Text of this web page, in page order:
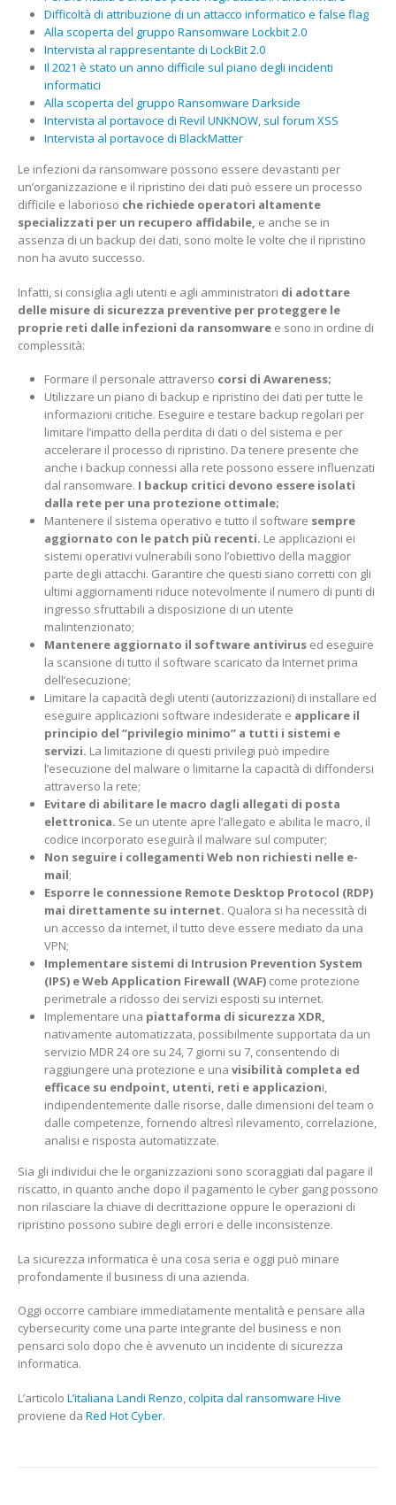
Difficoltà di attribuzione di un attacco informatico e false flag
Alla scoperta del gruppo Ransomware Lockbit 2.0
Intervista al rappresentante di LockBit 2.0
Il 2021 è stato un anno difficile sul piano degli incidenti
informatici
Alla scoperta del gruppo Ransomware Darkside
Intervista al portavoce di Revil UNKNOW, sul forum XSS
Intervista al portavoce di BlackMatter
Le infezioni da ransomware possono essere devastanti per
un’organizzazione e il ripristino dei dati può essere un processo
difficile e laborioso che richiede operatori altamente
specializzati per un recupero affidabile, e anche se in
assenza di un backup dei dati, sono molte le volte che il ripristino
non ha avuto successo.
Infatti, si consiglia agli utenti e agli amministratori di adottare
delle misure di sicurezza preventive per proteggere le
proprie reti dalle infezioni da ransomware e sono in ordine di
complessità:
Formare il personale attraverso corsi di Awareness;
Utilizzare un piano di backup e ripristino dei dati per tutte le
informazioni critiche. Eseguire e testare backup regolari per
limitare l’impatto della perdita di dati o del sistema e per
accelerare il processo di ripristino. Da tenere presente che
anche i backup connessi alla rete possono essere influenzati
dal ransomware. I backup critici devono essere isolati
dalla rete per una protezione ottimale;
Mantenere il sistema operativo e tutto il software sempre
aggiornato con le patch più recenti. Le applicazioni ei
sistemi operativi vulnerabili sono l’obiettivo della maggior
parte degli attacchi. Garantire che questi siano corretti con gli
ultimi aggiornamenti riduce notevolmente il numero di punti di
ingresso sfruttabili a disposizione di un utente
malintenzionato;
Mantenere aggiornato il software antivirused eseguire
la scansione di tutto il software scaricato da Internet prima
dell’esecuzione;
Limitare la capacità degli utenti (autorizzazioni) di installare ed
eseguire applicazioni software indesiderate e applicare il
principio del “privilegio minimo” a tutti i sistemi e
servizi. La limitazione di questi privilegi può impedire
l’esecuzione del malware o limitarne la capacità di diffondersi
attraverso la rete;
Evitare di abilitare le macro dagli allegati di posta
elettronica. Se un utente apre l’allegato e abilita le macro, il
codice incorporato eseguirà il malware sul computer;
Non seguire i collegamenti Web non richiesti nelle e-
mail;
Esporre le connessione Remote Desktop Protocol (RDP)
mai direttamente su internet. Qualora si ha necessità di
un accesso da internet, il tutto deve essere mediato da una
VPN;
Implementare sistemi di Intrusion Prevention System
(IPS) e Web Application Firewall (WAF) come protezione
perimetrale a ridosso dei servizi esposti su internet.
Implementare una piattaforma di sicurezza XDR,
nativamente automatizzata, possibilmente supportata da un
servizio MDR 24 ore su 24, 7 giorni su 7, consentendo di
raggiungere una protezione e una visibilità completa ed
efficace su endpoint, utenti, reti e applicazioni,
indipendentemente dalle risorse, dalle dimensioni del team o
dalle competenze, fornendo altresì rilevamento, correlazione,
analisi e risposta automatizzate.
Sia gli individui che le organizzazioni sono scoraggiati dal pagare il
riscatto, in quanto anche dopo il pagamento le cyber gang possono
non rilasciare la chiave di decrittazione oppure le operazioni di
ripristino possono subire degli errori e delle inconsistenze.
La sicurezza informatica è una cosa seria e oggi può minare
profondamente il business di una azienda.
Oggi occorre cambiare immediatamente mentalità e pensare alla
cybersecurity come una parte integrante del business e non
pensarci solo dopo che è avvenuto un incidente di sicurezza
informatica.
L’articolo L’italiana Landi Renzo, colpita dal ransomware Hive
proviene da Red Hot Cyber.